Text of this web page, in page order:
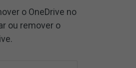
o OneDrive no
ou remover o